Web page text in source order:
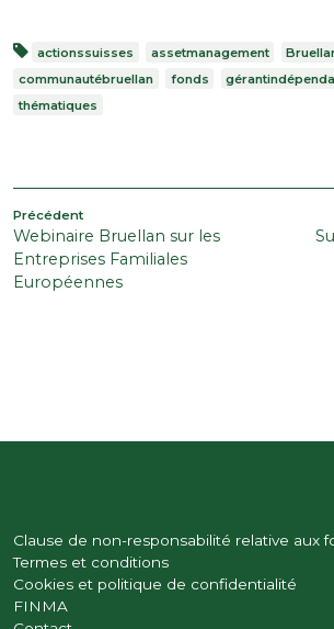
actionssuisses assetmanagement
communautébruellan
fonds
thématiques
NAVIGATION
DE
L’ARTICLE
Article
précédent
Précédent
Webinaire Bruellan sur les
Entreprises Familiales
Européennes
Clause de non-responsabilité relative aux
Termes et conditions
Cookies et politique de confidentialité
FINMA